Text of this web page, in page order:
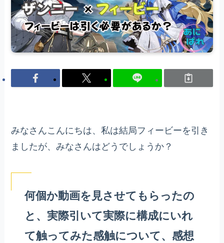
みなさんこんにちは、私は結局フィービーを引き
ましたが、みなさんはどうでしょうか？
何個か動画を見させてもらったの
と、実際引いて実際に構成にいれ
て触ってみた感触について、感想